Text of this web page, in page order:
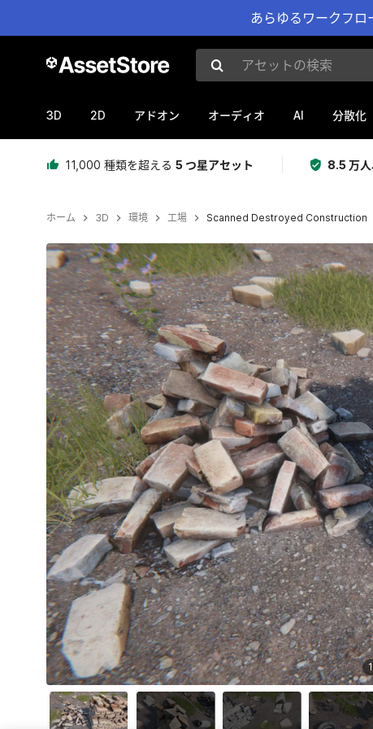
あらゆるワークフロ
アセットの検索
3D 2D アドオン オーディオ AI 分散化
11,000 種類を超える 5 つ星アセット 8.5 万
ホーム 3D 環境 工場 Scanned Destroyed Construction
現在のスライド：1 / 21
1